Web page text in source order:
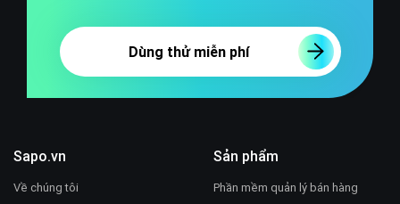
Dùng thử miễn phí
Sapo.vn
Về chúng tôi
Sản phẩm
Phần mềm quản lý bán hàng